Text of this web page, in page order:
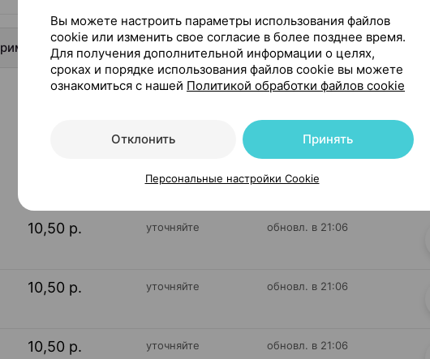
и ингаляций, 10 мл ×10, Пикдаре Италия
На карте
180
10,50 р. уточняйте обновл. в 21:06
10,50 р. уточняйте обновл. в 21:06
10,50 р. уточняйте обновл. в 21:06
Вы можете настроить параметры использования файлов
cookie или изменить свое согласие в более позднее время.
Для получения дополнительной информации о целях,
сроках и порядке использования файлов cookie вы можете
ознакомиться с нашей Политикой обработки файлов cookie
Отклонить Принять
Персональные настройки Cookie